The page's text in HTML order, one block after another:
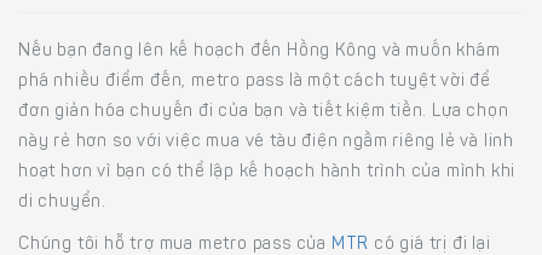
Nếu bạn đang lên kế hoạch đến Hồng Kông và muốn khám
phá nhiều điểm đến, metro pass là một cách tuyệt vời để
đơn giản hóa chuyến đi của bạn và tiết kiệm tiền. Lựa chọn
này rẻ hơn so với việc mua vé tàu điện ngầm riêng lẻ và linh
hoạt hơn vì bạn có thể lập kế hoạch hành trình của mình khi
di chuyển.
Chúng tôi hỗ trợ mua metro pass của MTR có giá trị đi lại